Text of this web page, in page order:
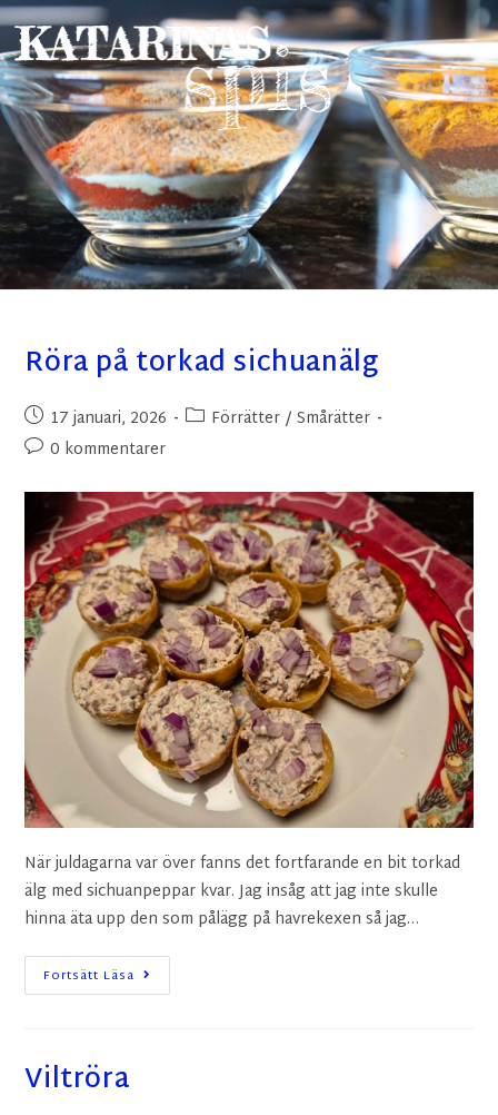
Röra på torkad sichuanälg
17 januari, 2026 Förrätter / Smårätter
0 kommentarer
När juldagarna var över fanns det fortfarande en bit torkad
älg med sichuanpeppar kvar. Jag insåg att jag inte skulle
hinna äta upp den som pålägg på havrekexen så jag…
Fortsätt Läsa
Viltröra